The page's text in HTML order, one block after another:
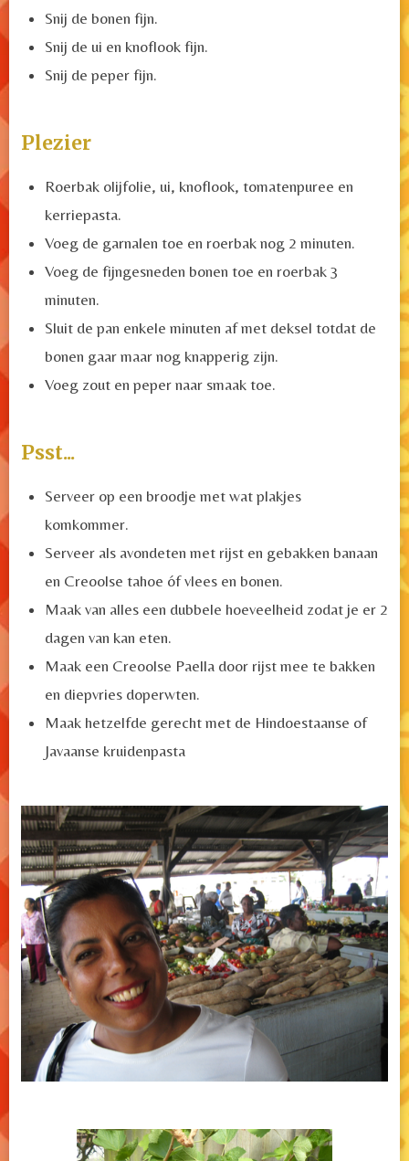
Snij de bonen fijn.
Snij de ui en knoflook fijn.
Snij de peper fijn.
Plezier
Roerbak olijfolie, ui, knoflook, tomatenpuree en
kerriepasta.
Voeg de garnalen toe en roerbak nog 2 minuten.
Voeg de fijngesneden bonen toe en roerbak 3
minuten.
Sluit de pan enkele minuten af met deksel totdat de
bonen gaar maar nog knapperig zijn.
Voeg zout en peper naar smaak toe.
Psst...
Serveer op een broodje met wat plakjes
komkommer.
Serveer als avondeten met rijst en gebakken banaan
en Creoolse tahoe óf vlees en bonen.
Maak van alles een dubbele hoeveelheid zodat je er 2
dagen van kan eten.
Maak een Creoolse Paella door rijst mee te bakken
en diepvries doperwten.
Maak hetzelfde gerecht met de Hindoestaanse of
Javaanse kruidenpasta